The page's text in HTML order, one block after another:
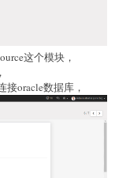
这个模块，
接oracle数据库，